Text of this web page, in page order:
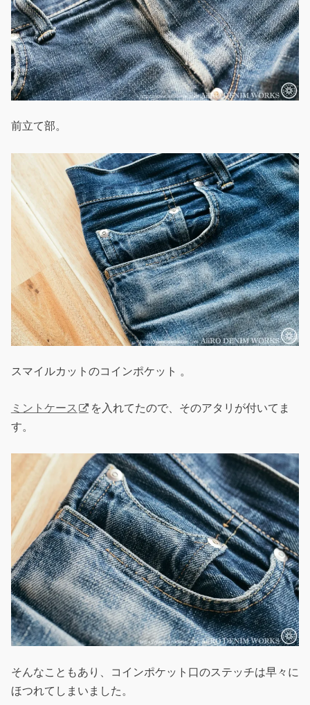
前立て部。
スマイルカットのコインポケット 。
ミントケース
を入れてたので、そのアタリが付いてま
す。
そんなこともあり、コインポケット口のステッチは早々に
ほつれてしまいました。